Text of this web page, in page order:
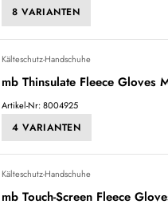
8 VARIANTEN
Kälteschutz-Handschuhe
mb Thinsulate Fleece Gloves
Artikel-Nr: 8004925
4 VARIANTEN
Kälteschutz-Handschuhe
mb Touch-Screen Fleece